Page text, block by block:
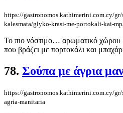
https://gastronomos.kathimerini.com.cy/
kalesmata/glyko-krasi-me-portokali-kai-
Το πιο νόστιμο… αρωματικό χώρου
που βράζει με πορτοκάλι και
78. Σούπα με άγρια
https://gastronomos.kathimerini.com.cy/gr/
agria-manitaria